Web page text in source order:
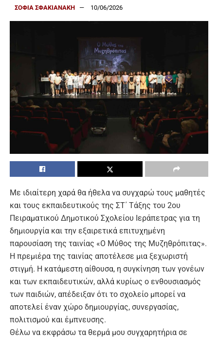
ΣΟΦΙΑ ΣΦΑΚΙΑΝΑΚΗ 10/06/2026
Με ιδιαίτερη χαρά θα ήθελα να συγχαρώ τους μαθητές
και τους εκπαιδευτικούς της ΣΤ΄ Τάξης του 2ου
Πειραματικού Δημοτικού Σχολείου Ιεράπετρας για τη
δημιουργία και την εξαιρετικά επιτυχημένη
παρουσίαση της ταινίας «Ο Μύθος της Μυζηθρόπιτας».
Η πρεμιέρα της ταινίας αποτέλεσε μια ξεχωριστή
στιγμή. Η κατάμεστη αίθουσα, η συγκίνηση των γονέων
και των εκπαιδευτικών, αλλά κυρίως ο ενθουσιασμός
των παιδιών, απέδειξαν ότι το σχολείο μπορεί να
αποτελεί έναν χώρο δημιουργίας, συνεργασίας,
πολιτισμού και έμπνευσης.
Θέλω να εκφράσω τα θερμά μου συγχαρητήρια σε